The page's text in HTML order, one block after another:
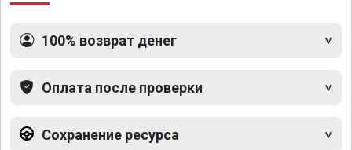
100% возврат денег
Оплата после проверки
Сохранение ресурса